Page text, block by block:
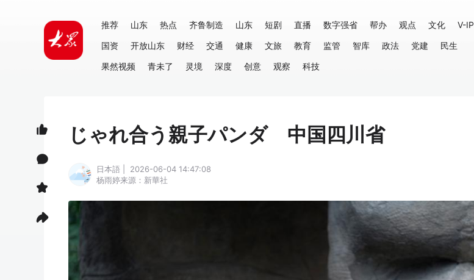
推荐 山东 热点 齐鲁制造 山东 短剧 直播 数字强省 帮办 观点 文化
V-IP
国资
开放山东 财经 交通 健康 文旅 教育 监管 智库 政法 党建
民生
果然视频
青未了 灵境 深度 创意 观察 科技
じゃれ合う親子パンダ 中国四川省
日本語 | 2026-06-04 14:47:08
杨雨婷来源：新華社